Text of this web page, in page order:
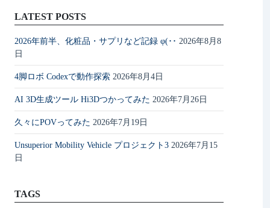
LATEST POSTS
2026年前半、化粧品・サプリなど記録 φ(･･ 2026年8月8
日
4脚ロボ Codexで動作探索 2026年8月4日
AI 3D生成ツール Hi3Dつかってみた 2026年7月26日
久々にPOVってみた 2026年7月19日
Unsuperior Mobility Vehicle プロジェクト3 2026年7月15
日
TAGS